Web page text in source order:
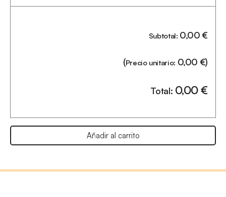
Subtotal: 0,00€
(Precio unitario: 0,00 €)
Total: 0,00€
Añadir al carrito